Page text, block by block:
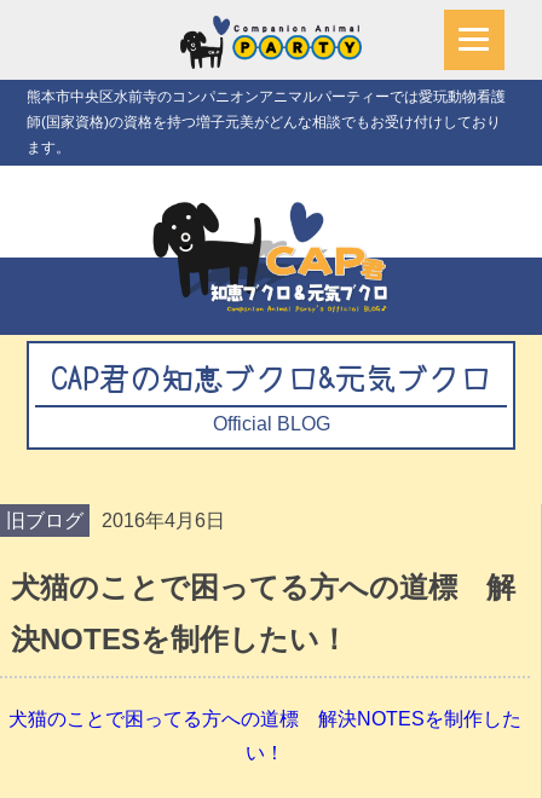
熊本市中央区水前寺のコンパニオンアニマルパーティーでは愛玩動物看護
師(国家資格)の資格を持つ増子元美がどんな相談でもお受け付けしており
ます。
CAP君の知恵ブクロ&元気ブクロ
Official BLOG
旧ブログ 2016年4月6日
犬猫のことで困ってる方への道標 解
決NOTESを制作したい！
犬猫のことで困ってる方への道標 解決NOTESを制作した
い！